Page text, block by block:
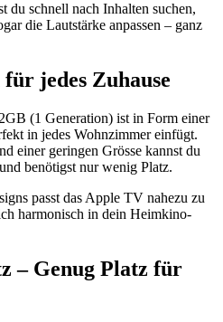
du schnell nach Inhalten suchen,
die Lautstärke anpassen – ganz
jedes Zuhause
(1 Generation) ist in Form einer
in jedes Wohnzimmer einfügt.
einer geringen Grösse kannst du
benötigst nur wenig Platz.
passt das Apple TV nahezu zu
harmonisch in dein Heimkino-
– Genug Platz für